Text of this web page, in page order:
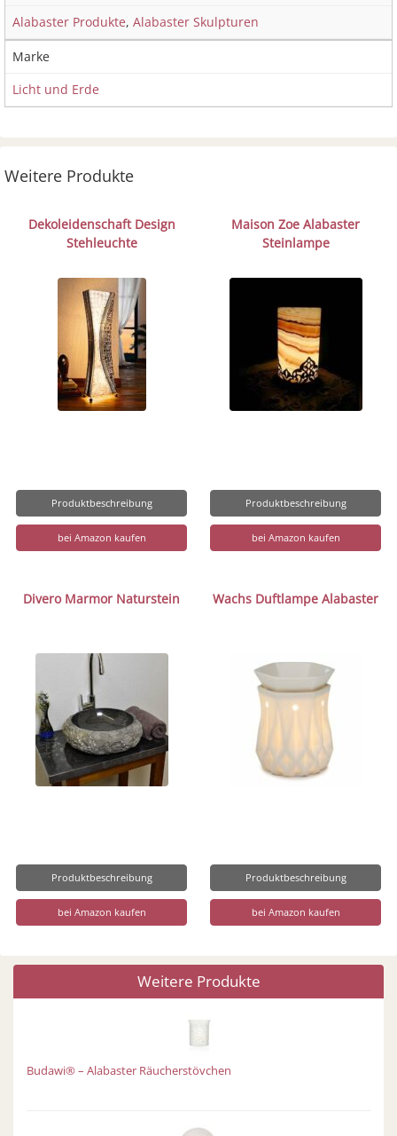
Alabaster Produkte, Alabaster Skulpturen
Marke
Licht und Erde
Weitere Produkte
Dekoleidenschaft Design
Stehleuchte
Produktbeschreibung
bei Amazon kaufen
Maison Zoe Alabaster
Steinlampe
Produktbeschreibung
bei Amazon kaufen
Divero Marmor Naturstein
Produktbeschreibung
bei Amazon kaufen
Wachs Duftlampe Alabaster
Produktbeschreibung
bei Amazon kaufen
Weitere Produkte
Budawi® – Alabaster Räucherstövchen